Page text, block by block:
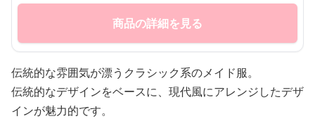
商品の詳細を見る
伝統的な雰囲気が漂うクラシック系のメイド服。
伝統的なデザインをベースに、現代風にアレンジしたデザ
インが魅力的です。